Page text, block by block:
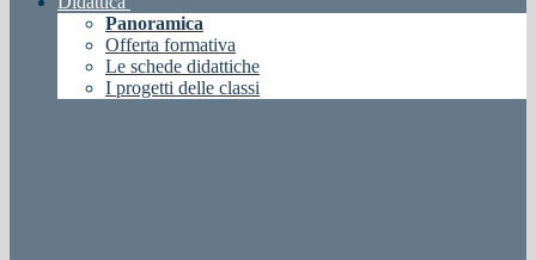
Panoramica
Offerta formativa
Le schede didattiche
I progetti delle classi